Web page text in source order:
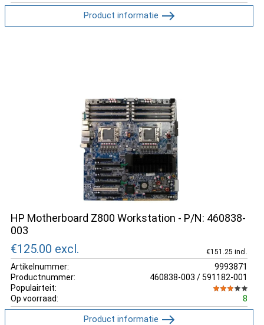
Product informatie
HP Motherboard Z800 Workstation - P/N: 460838-
003
€125.00 excl. €151.25 incl.
Artikelnummer:
9993871
Productnummer:
460838-003 / 591182-001
Populairteit:
Op voorraad:
8
Product informatie